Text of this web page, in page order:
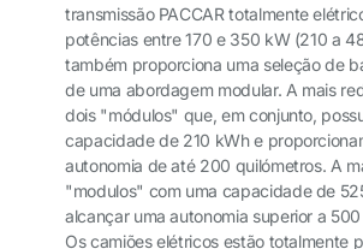
transmissão PACCAR totalmente
potências entre 170 e 350 kW (210 a
também proporciona uma seleção de
de uma abordagem modular. A mais
dois "módulos" que, em conjunto,
capacidade de 210 kWh e
autonomia de até 200 quilómetros. A
"modulos" com uma capacidade de
alcançar uma autonomia superior a
Os camiões elétricos estão totalmente